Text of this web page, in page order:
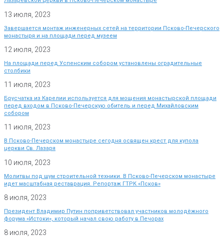
13 июля, 2023
Завершается монтаж инженерных сетей на территории Псково-Печерского
монастыря и на площади перед музеем
12 июля, 2023
На площади перед Успенским собором установлены оградительные
столбики
11 июля, 2023
Брусчатка из Карелии используется для мощения монастырской площади
перед входом в Псково-Печерскую обитель и перед Михайловским
собором
11 июля, 2023
В Псково-Печерском монастыре сегодня освящен крест для купола
церкви Св. Лазаря
10 июля, 2023
Молитвы под шум строительной техники. В Псково-Печерском монастыре
идет масштабная реставрация. Репортаж ГТРК «Псков»
8 июля, 2023
Президент Владимир Путин поприветствовал участников молодёжного
форума «Истоки», который начал свою работу в Печорах
8 июля, 2023